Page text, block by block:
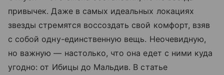
привычек. Даже в самых идеальных локациях
звезды стремятся воссоздать свой комфорт, взяв
с собой одну-единственную вещь. Неочевидную,
но важную — настолько, что она едет с ними куда
угодно: от Ибицы до Мальдив. В статье